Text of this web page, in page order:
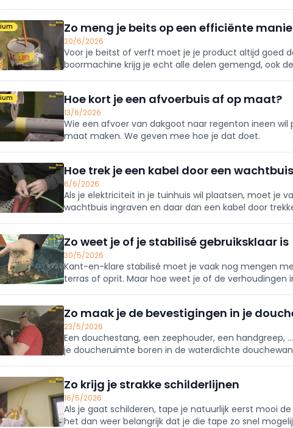
Zo meng je beits op een efficiënte
20/6/2026
Voor je beitst of verft moet je je product altijd goed
boormachine krijg je echt alle delen gemengd, ook
Hoe kort je een afvoerbuis af op maat?
13/6/2026
Wie een afvoer van dakgoot naar regenton ineen
maat maken. We geven mee hoe je dat doet.
Hoe trek je een kabel door een
6/6/2026
Als je elektriciteit in je tuinhuis wil plaatsen, moet je
wachtbuis ingraven en daar dan een kabel door
Zo weet je of je stabilisé gebruiksklaar is
30/5/2026
Kant-en-klare stabilisé moet je vaak nog mengen
terras of oprit. Maar hoe weet je of de verhoudingen
Zo maak je de bevestigingen in je
23/5/2026
Een douchestang, een zeephouder, een handgreep,
je doucheruimte boren in de waterdichte
Zo krijg je strakke schilderlijnen
16/5/2026
Als je gaat schilderen, tape je natuurlijk eerst mooi
het dan weer belangrijk dat je die tape zo snel